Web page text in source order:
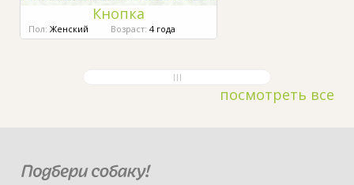
Кнопка
Пол: Женский Возраст: 4 года
посмотреть все